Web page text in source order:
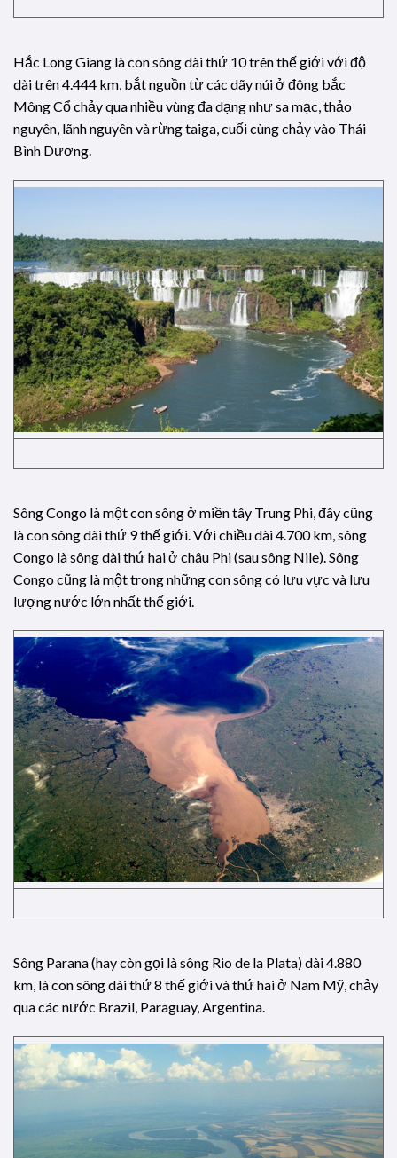
Hắc Long Giang là con sông dài thứ 10 trên thế giới với độ
dài trên 4.444 km, bắt nguồn từ các dãy núi ở đông bắc
Mông Cổ chảy qua nhiều vùng đa dạng như sa mạc, thảo
nguyên, lãnh nguyên và rừng taiga, cuối cùng chảy vào Thái
Bình Dương.
Sông Congo là một con sông ở miền tây Trung Phi, đây cũng
là con sông dài thứ 9 thế giới. Với chiều dài 4.700 km, sông
Congo là sông dài thứ hai ở châu Phi (sau sông Nile). Sông
Congo cũng là một trong những con sông có lưu vực và lưu
lượng nước lớn nhất thế giới.
Sông Parana (hay còn gọi là sông Rio de la Plata) dài 4.880
km, là con sông dài thứ 8 thế giới và thứ hai ở Nam Mỹ, chảy
qua các nước Brazil, Paraguay, Argentina.